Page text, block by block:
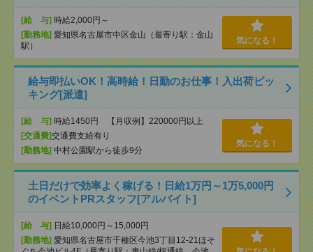
[給 与] 時給2,000円～
[勤務地] 愛知県名古屋市中区金山（最寄り駅：金山
駅）
気になる！
給与即払いOK！高時給！日勤のお仕事！入出荷ピッ
キング[派遣]
[給 与] 時給1450円 【月収例】220000円以上
[交通費]交通費支給有り
[勤務地] 中村公園駅から徒歩9分
気になる！
土日だけで効率よく稼げる！日給1万円～1万5,000円
のイベントPRスタッフ[アルバイト]
[給 与] 日給10,000円～15,000円
[勤務地] 愛知県名古屋市千種区今池3丁目12-21ほそ